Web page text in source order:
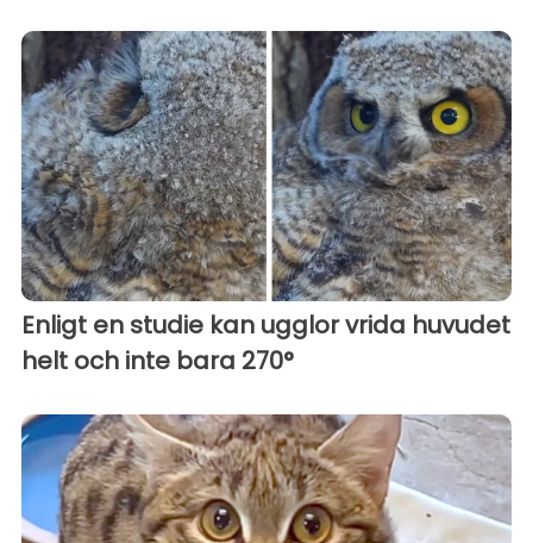
Enligt en studie kan ugglor vrida huvudet
helt och inte bara 270°